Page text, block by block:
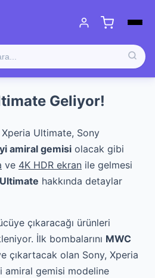
Geliyor!
Ultimate, Sony
amiral gemisi olacak gibi
ve 4K HDR ekran ile gelmesi
hakkında detaylar
çıkaracağı ürünleri
İlk bombalarını MWC
çıkartacak olan Sony, Xperia
amiral gemisi modeline